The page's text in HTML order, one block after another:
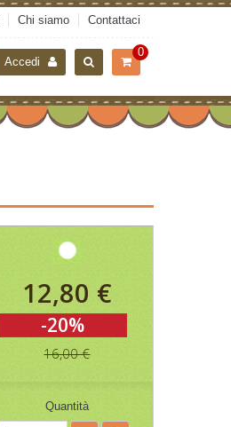
Chi siamo Contattaci
0
Accedi
12,80 €
-20%
16,00 €
Quantità